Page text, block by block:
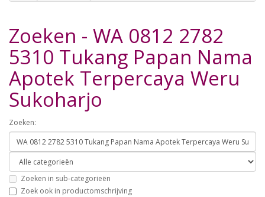
Zoeken - WA 0812 2782
5310 Tukang Papan Nama
Apotek Terpercaya Weru
Sukoharjo
Zoeken:
Zoeken in sub-categorieën
Zoek ook in productomschrijving